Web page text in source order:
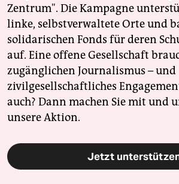
Zentrum". Die Kampagne
linke, selbstverwaltete Orte und
solidarischen Fonds für deren
auf. Eine offene Gesellschaft
zugänglichen Journalismus – und
zivilgesellschaftliches
auch? Dann machen Sie mit und
unsere Aktion.
Jetzt